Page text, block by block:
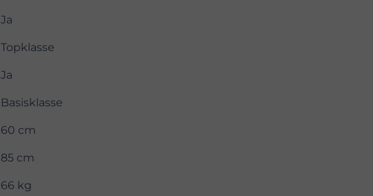
Ja
Topklasse
Ja
Basisklasse
60 cm
85 cm
66 kg